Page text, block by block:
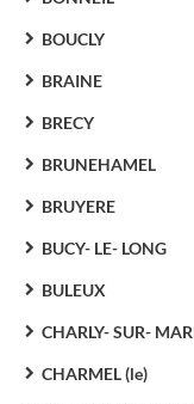
BOUCLY
BRAINE
BRECY
BRUNEHAMEL
BRUYERE
BUCY- LE- LONG
BULEUX
CHARLY- SUR-
CHARMEL (le)